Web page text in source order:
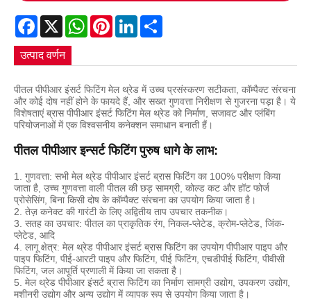
Facebook
X WhatsApp
PinterestLinkedIn
उत्पाद वर्णन
पीतल पीपीआर इंसर्ट फिटिंग मेल थ्रेड में उच्च प्रसंस्करण सटीकता, कॉम्पैक्ट संरचना
और कोई दोष नहीं होने के फायदे हैं, और सख्त गुणवत्ता निरीक्षण से गुजरना पड़ा है। ये
विशेषताएं ब्रास पीपीआर इंसर्ट फिटिंग मेल थ्रेड को निर्माण, सजावट और प्लंबिंग
परियोजनाओं में एक विश्वसनीय कनेक्शन समाधान बनाती हैं।
पीतल पीपीआर इन्सर्ट फिटिंग पुरुष धागे के लाभ:
1. गुणवत्ता: सभी मेल थ्रेड पीपीआर इंसर्ट ब्रास फिटिंग का 100% परीक्षण किया
जाता है, उच्च गुणवत्ता वाली पीतल की छड़ सामग्री, कोल्ड कट और हॉट फोर्ज
प्रोसेसिंग, बिना किसी दोष के कॉम्पैक्ट संरचना का उपयोग किया जाता है।
2. तेज़ कनेक्ट की गारंटी के लिए अद्वितीय ताप उपचार तकनीक।
3. सतह का उपचार: पीतल का प्राकृतिक रंग, निकल-प्लेटेड, क्रोम-प्लेटेड, जिंक-
प्लेटेड, आदि
4. लागू क्षेत्र: मेल थ्रेड पीपीआर इंसर्ट ब्रास फिटिंग का उपयोग पीपीआर पाइप और
पाइप फिटिंग, पीई-आरटी पाइप और फिटिंग, पीई फिटिंग, एचडीपीई फिटिंग, पीवीसी
फिटिंग, जल आपूर्ति प्रणाली में किया जा सकता है।
5. मेल थ्रेड पीपीआर इंसर्ट ब्रास फिटिंग का निर्माण सामग्री उद्योग, उपकरण उद्योग,
मशीनरी उद्योग और अन्य उद्योग में व्यापक रूप से उपयोग किया जाता है।